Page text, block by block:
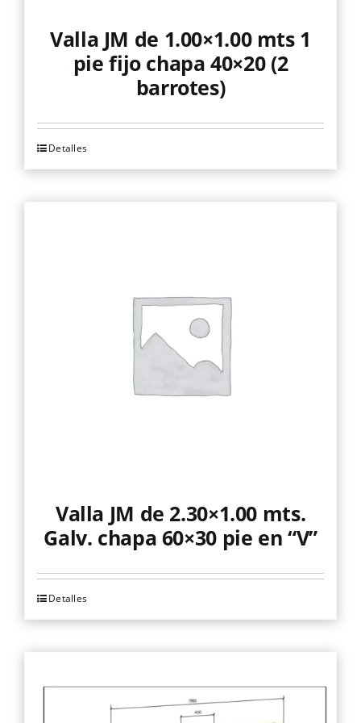
Valla JM de 1.00×1.00 mts 1
pie fijo chapa 40×20 (2
barrotes)
Detalles
Valla JM de 2.30×1.00 mts.
Galv. chapa 60×30 pie en “V”
Detalles